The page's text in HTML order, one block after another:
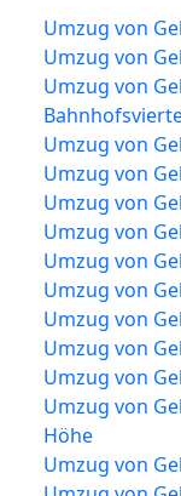
Umzug von
Umzug von
Umzug von
Umzug von
Umzug von
Umzug von
Umzug von
Umzug von
Umzug von
Umzug von
Umzug von
Umzug von
Umzug von
Höhe
Umzug von